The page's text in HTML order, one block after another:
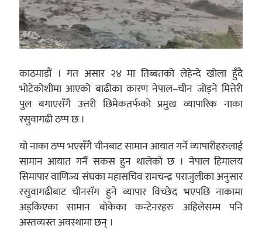
काठमाडौं । गत असार २४ मा तिब्बतको लेहेन्दे खोला हुँदै
भोटेकोशीमा आएको बाढीका कारण नेपाल–चीन जोड्ने मित्तेरी
पुल बगाएसँगै उत्तरी छिमेकतर्फको प्रमुख व्यापारिक नाका
रसुवागढी ठप्प छ ।
यो नाका ठप्प भएसँगै चीनबाट सामान आयात गर्ने व्यापारीहरुलाई
सामान आयात गर्नै सकस हुन थालेको छ । नेपाल हिमालय
सिमापार वाणिज्य संघका महासचिव रामचन्द्र पराजुलीका अनुसार
रसुवागढीबाट चीनसँग हुने व्यापार विच्छेद भएपछि नाकामा
अड्किएका सामान बोकेका कन्टेनरहरु अहिलेसम्म पनि
अस्तव्यस्त अवस्थामा छन् ।